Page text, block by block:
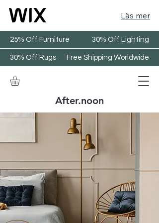
Läs mer